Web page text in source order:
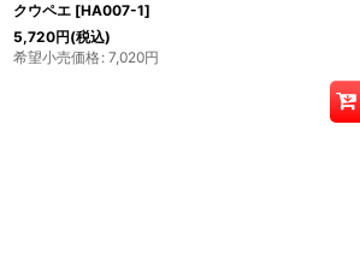
クウペエ [HA007-1]
5,720円(税込)
希望小売価格: 7,020円